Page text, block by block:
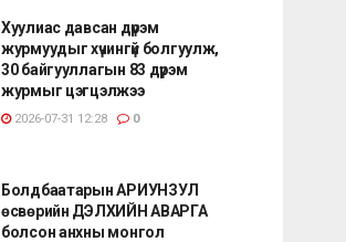
Хуулиас давсан дүрэм
журмуудыг хүчингүй болгуулж,
30 байгууллагын 83 дүрэм
журмыг цэгцэлжээ
2026-07-31 12:28 0
Болдбаатарын АРИУНЗУЛ
өсвөрийн ДЭЛХИЙН АВАРГА
болсон анхны монгол